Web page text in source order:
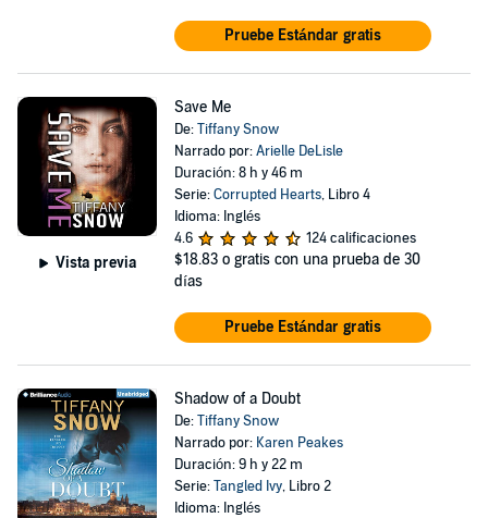
Pruebe Estándar gratis
Vista previa
Save Me
De:Tiffany Snow
Narrado por:Arielle DeLisle
Duración: 8 h y 46 m
Serie:Corrupted Hearts, Libro 4
Idioma: Inglés
4.6
124 calificaciones
$18.83 o gratis con una prueba de 30
días
Pruebe Estándar gratis
Shadow of a Doubt
De:Tiffany Snow
Narrado por: Karen Peakes
Duración: 9 h y 22 m
Serie:Tangled Ivy, Libro 2
Idioma: Inglés